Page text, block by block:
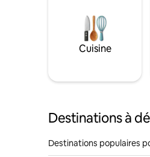
Cuisine
Destinations à
Destinations populaires